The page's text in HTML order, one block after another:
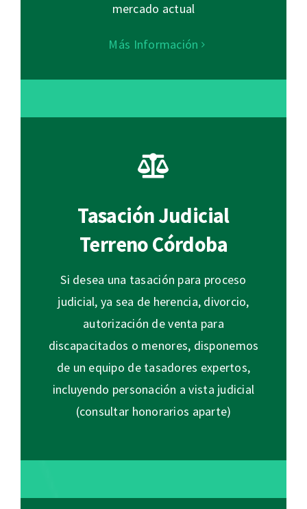
mercado actual
Más Información
Tasación Judicial
Terreno Córdoba
Si desea una tasación para proceso
judicial, ya sea de herencia, divorcio,
autorización de venta para
discapacitados o menores, disponemos
de un equipo de tasadores expertos,
incluyendo personación a vista judicial
(consultar honorarios aparte)